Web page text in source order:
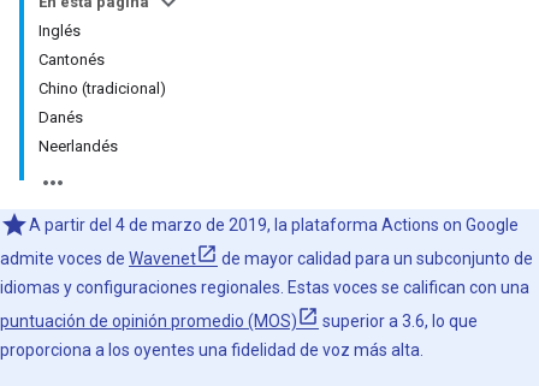
Inglés
Cantonés
Chino (tradicional)
Danés
Neerlandés
A partir del 4 de marzo de 2019, la plataforma Actions on Google
admite voces de Wavenet
de mayor calidad para un subconjunto de
idiomas y configuraciones regionales. Estas voces se califican con una
puntuación de opinión promedio (MOS)
superior a 3.6, lo que
proporciona a los oyentes una fidelidad de voz más alta.